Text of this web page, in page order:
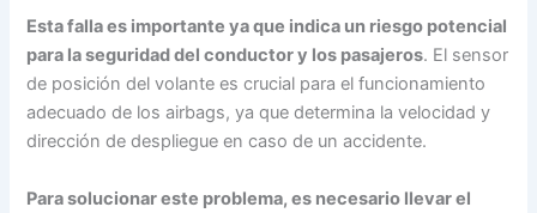
Esta falla es importante ya que indica un riesgo potencial
para la seguridad del conductor y los pasajeros. El sensor
de posición del volante es crucial para el funcionamiento
adecuado de los airbags, ya que determina la velocidad y
dirección de despliegue en caso de un accidente.
Para solucionar este problema, es necesario llevar el